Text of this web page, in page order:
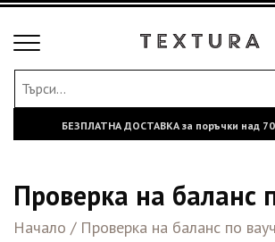
Toggle
БЕЗПЛАТНА ДОСТАВКА за поръчки над
Проверка на баланс
Начало / Проверка на баланс по